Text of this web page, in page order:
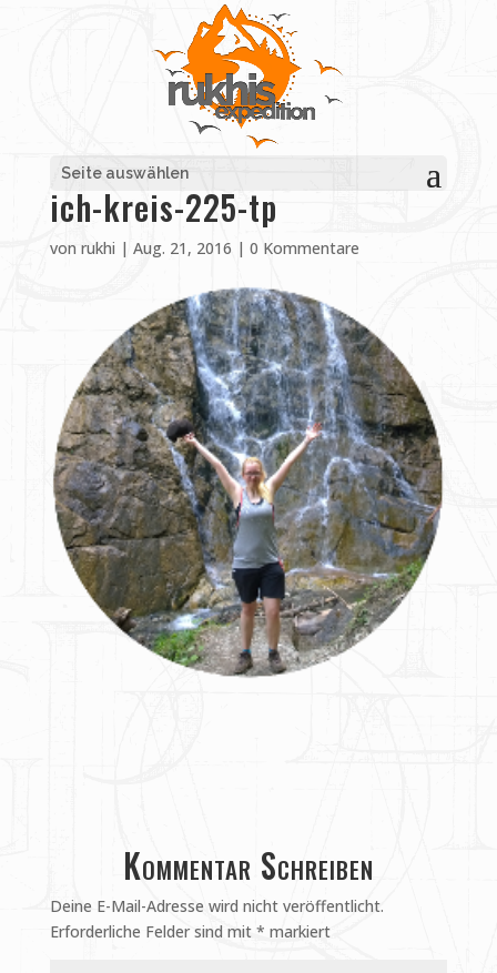
Seite auswählen
ich-kreis-225-tp
von rukhi | Aug. 21, 2016 | 0 Kommentare
Kommentar Schreiben
Deine E-Mail-Adresse wird nicht veröffentlicht.
Erforderliche Felder sind mit * markiert